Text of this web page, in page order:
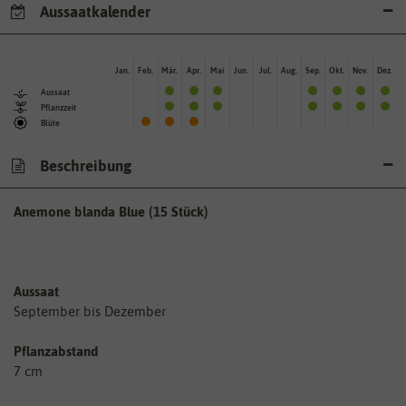
Aussaatkalender
Aussaat
Pflanzzeit
Blüte
Jan. Feb. Mär. Apr. Mai Jun. Jul. Aug. Sep. Okt. Nov. Dez.
Beschreibung
Anemone blanda Blue (15 Stück)
Aussaat
September bis Dezember
Pflanzabstand
7 cm